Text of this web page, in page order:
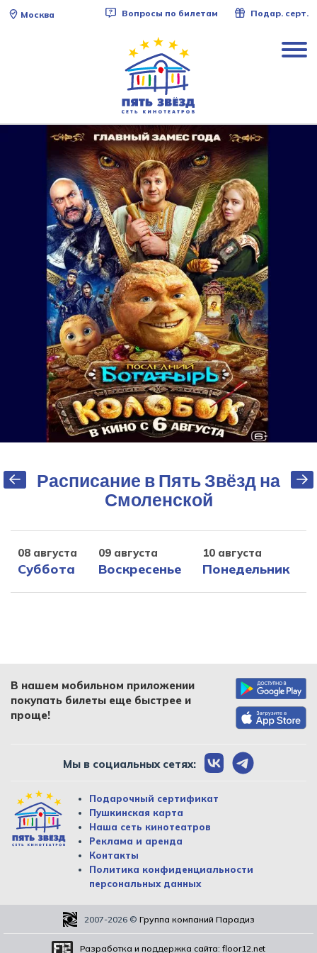
Москва Вопросы по билетам Подар. серт.
Расписание в Пять Звёзд на
Смоленской
08 августа
Суббота
09 августа
Воскресенье
10 августа
Понедельник
В нашем мобильном приложении
покупать билеты еще быстрее и
проще!
Мы в социальных сетях:
Подарочный сертификат
Пушкинская карта
Наша сеть кинотеатров
Реклама и аренда
Контакты
Политика конфиденциальности
персональных данных
2007-2026 © Группа компаний Парадиз
Разработка и поддержка сайта: floor12.net